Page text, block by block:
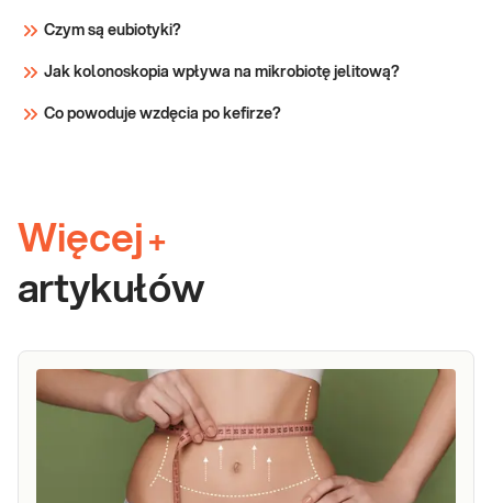
Czym są eubiotyki?
Jak kolonoskopia wpływa na mikrobiotę jelitową?
Co powoduje wzdęcia po kefirze?
Więcej +
artykułów